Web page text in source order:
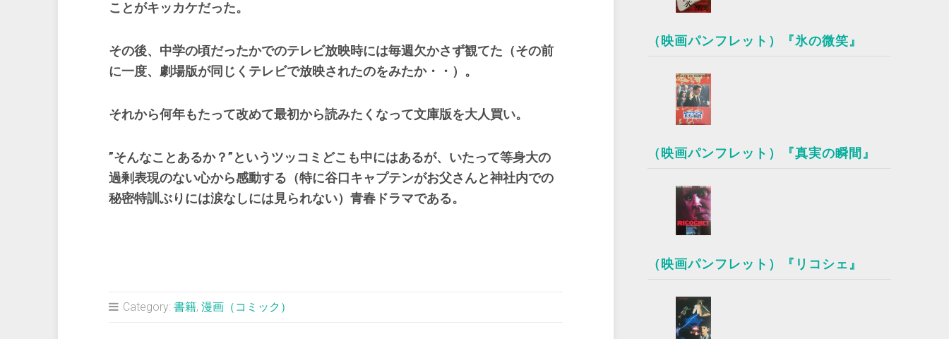
ことがキッカケだった。
その後、中学の頃だったかでのテレビ放映時には毎週欠かさず観てた（その前
に一度、劇場版が同じくテレビで放映されたのをみたか・・）。
それから何年もたって改めて最初から読みたくなって文庫版を大人買い。
”そんなことあるか？”というツッコミどこも中にはあるが、いたって等身大の
過剰表現のない心から感動する（特に谷口キャプテンがお父さんと神社内での
秘密特訓ぶりには涙なしには見られない）青春ドラマである。
Category: 書籍, 漫画（コミック）
（映画パンフレット）『氷の微笑』
（映画パンフレット）『真実の瞬間』
（映画パンフレット）『リコシェ』